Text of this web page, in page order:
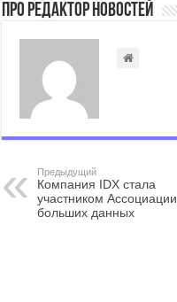
Про Редактор Новостей
Предыдущий
Компания IDX стала
участником Ассоциации
больших данных